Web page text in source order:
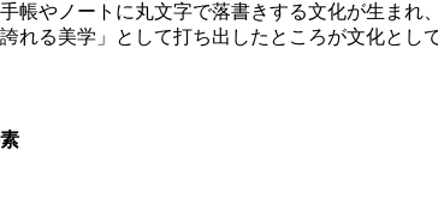
帳やノートに丸文字で落書きする文化が生ま
れる美学」として打ち出したところが文化とし